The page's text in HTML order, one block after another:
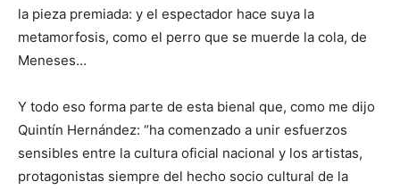
la pieza premiada: y el espectador hace suya la
metamorfosis, como el perro que se muerde la cola, de
Meneses…
Y todo eso forma parte de esta bienal que, como me dijo
Quintín Hernández: “ha comenzado a unir esfuerzos
sensibles entre la cultura oficial nacional y los artistas,
protagonistas siempre del hecho socio cultural de la